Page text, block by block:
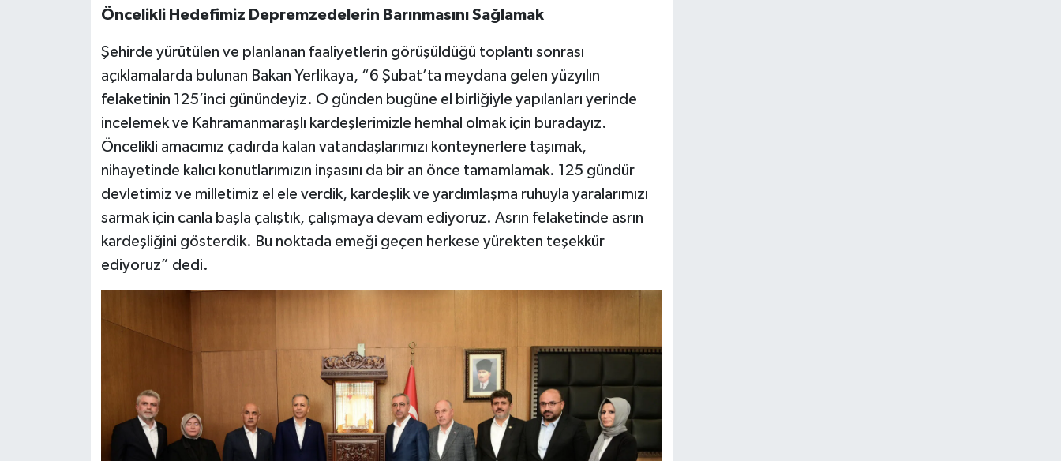
Öncelikli Hedefimiz Depremzedelerin Barınmasını Sağlamak
Şehirde yürütülen ve planlanan faaliyetlerin görüşüldüğü toplantı sonrası
açıklamalarda bulunan Bakan Yerlikaya, “6 Şubat’ta meydana gelen yüzyılın
felaketinin 125’inci günündeyiz. O günden bugüne el birliğiyle yapılanları yerinde
incelemek ve Kahramanmaraşlı kardeşlerimizle hemhal olmak için buradayız.
Öncelikli amacımız çadırda kalan vatandaşlarımızı konteynerlere taşımak,
nihayetinde kalıcı konutlarımızın inşasını da bir an önce tamamlamak. 125 gündür
devletimiz ve milletimiz el ele verdik, kardeşlik ve yardımlaşma ruhuyla yaralarımızı
sarmak için canla başla çalıştık, çalışmaya devam ediyoruz. Asrın felaketinde asrın
kardeşliğini gösterdik. Bu noktada emeği geçen herkese yürekten teşekkür
ediyoruz” dedi.
BİLİM VE TEKNOLOJİ
YARIŞMALAR